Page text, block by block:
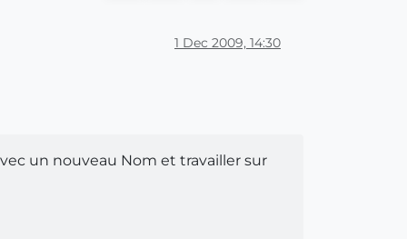
1 Dec 2009, 14:30
un nouveau Nom et travailler sur